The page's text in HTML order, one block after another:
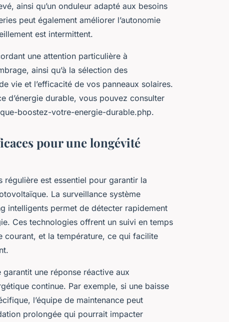
ainsi qu’un onduleur adapté aux besoins
peut également améliorer l’autonomie
est intermittent.
une attention particulière à
ainsi qu’à la sélection des
vie et l’efficacité de vos panneaux solaires.
d’énergie durable, vous pouvez consulter
boostez-votre-energie-durable.php.
pour une longévité
régulière est essentiel pour garantir la
La surveillance système
intelligents permet de détecter rapidement
Ces technologies offrent un suivi en temps
courant, et la température, ce qui facilite
une réponse réactive aux
continue. Par exemple, si une baisse
l’équipe de maintenance peut
prolongée qui pourrait impacter